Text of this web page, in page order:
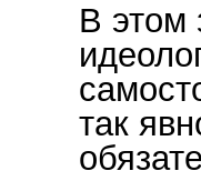
В этом
так